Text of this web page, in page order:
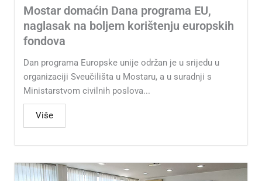
Mostar domaćin Dana programa EU,
naglasak na boljem korištenju europskih
fondova
Dan programa Europske unije održan je u srijedu u
organizaciji Sveučilišta u Mostaru, a u suradnji s
Ministarstvom civilnih poslova...
Više